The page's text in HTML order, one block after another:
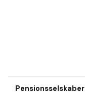
Pensionsselskaber